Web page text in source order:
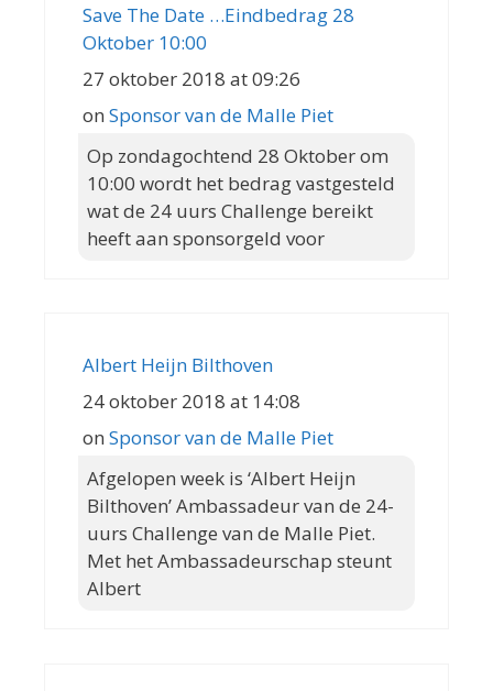
Save The Date …Eindbedrag 28
Oktober 10:00
27 oktober 2018 at 09:26
on Sponsor van de Malle Piet
Op zondagochtend 28 Oktober om
10:00 wordt het bedrag vastgesteld
wat de 24 uurs Challenge bereikt
heeft aan sponsorgeld voor
Albert Heijn Bilthoven
24 oktober 2018 at 14:08
on Sponsor van de Malle Piet
Afgelopen week is ‘Albert Heijn
Bilthoven’ Ambassadeur van de 24-
uurs Challenge van de Malle Piet.
Met het Ambassadeurschap steunt
Albert